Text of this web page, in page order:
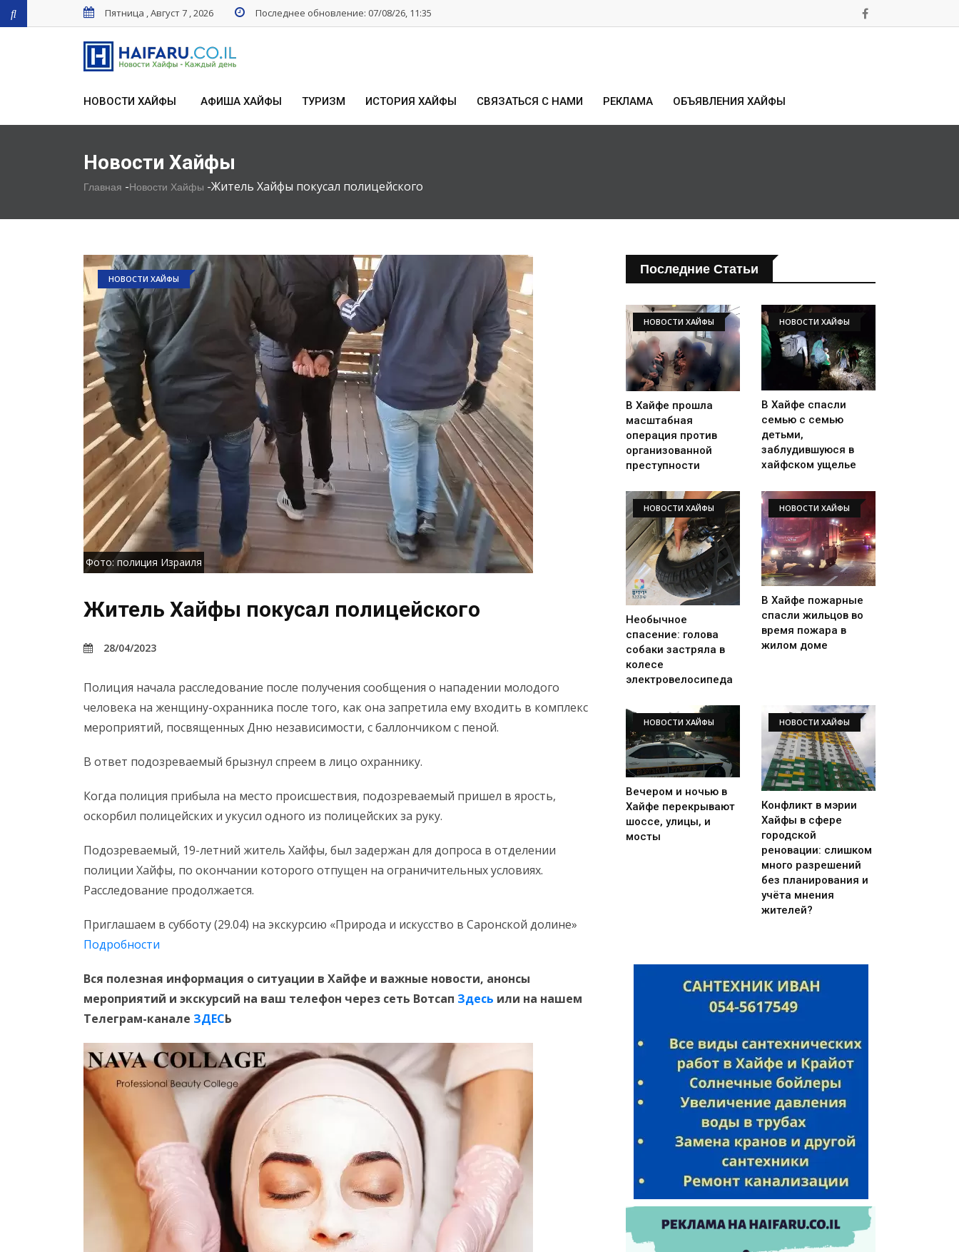
Пятница , Август 7 , 2026 Последнее обновление: 07/08/26, 11:35
НОВОСТИ ХАЙФЫ АФИША ХАЙФЫ ТУРИЗМ ИСТОРИЯ ХАЙФЫ СВЯЗАТЬСЯ С НАМИ РЕКЛАМА ОБЪЯВЛЕНИЯ ХАЙФЫ
Новости Хайфы
Главная -Новости Хайфы -Житель Хайфы покусал полицейского
НОВОСТИ ХАЙФЫ
Фото: полиция Израиля
Житель Хайфы покусал полицейского
28/04/2023
Полиция начала расследование после получения сообщения о нападении молодого
человека на женщину-охранника после того, как она запретила ему входить в комплекс
мероприятий, посвященных Дню независимости, с баллончиком с пеной.
В ответ подозреваемый брызнул спреем в лицо охраннику.
Когда полиция прибыла на место происшествия, подозреваемый пришел в ярость,
оскорбил полицейских и укусил одного из полицейских за руку.
Подозреваемый, 19-летний житель Хайфы, был задержан для допроса в отделении
полиции Хайфы, по окончании которого отпущен на ограничительных условиях.
Расследование продолжается.
Приглашаем в субботу (29.04) на экскурсию «Природа и искусство в Саронской долине»
Подробности
Вся полезная информация о ситуации в Хайфе и важные новости, анонсы
мероприятий и экскурсий на ваш телефон через сеть Вотсап Здесь или на нашем
Телеграм-канале ЗДЕСЬ
Последние Статьи
НОВОСТИ ХАЙФЫ
В Хайфе прошла
масштабная
операция против
организованной
преступности
НОВОСТИ ХАЙФЫ
В Хайфе спасли
семью с семью
детьми,
заблудившуюся в
хайфском ущелье
НОВОСТИ ХАЙФЫ
Необычное
спасение: голова
собаки застряла в
колесе
электровелосипеда
НОВОСТИ ХАЙФЫ
В Хайфе пожарные
спасли жильцов во
время пожара в
жилом доме
НОВОСТИ ХАЙФЫ
Вечером и ночью в
Хайфе перекрывают
шоссе, улицы, и
мосты
НОВОСТИ ХАЙФЫ
Конфликт в мэрии
Хайфы в сфере
городской
реновации: слишком
много разрешений
без планирования и
учёта мнения
жителей?